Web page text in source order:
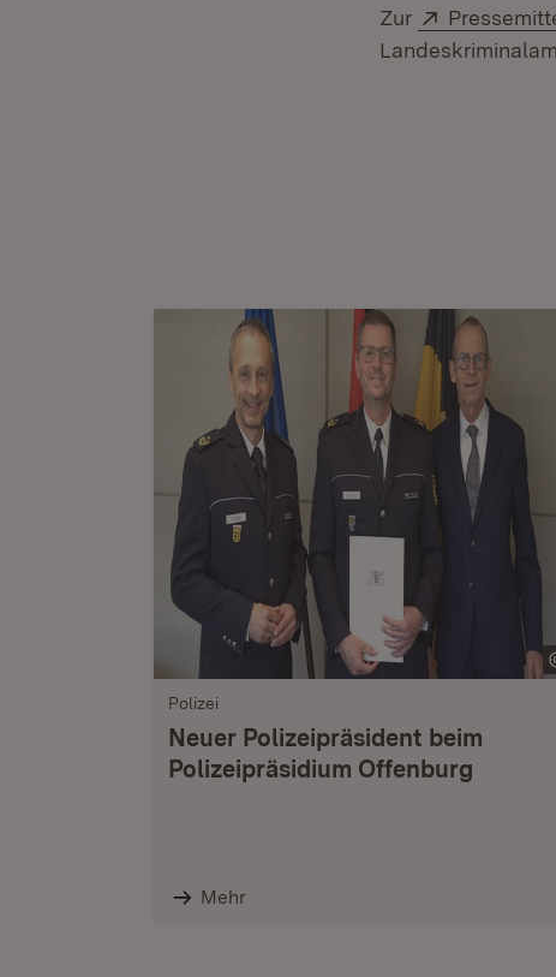
Zur Extern:
Polizei
Neuer Polizeipräsident beim
Polizeipräsidium Offenburg
Mehr